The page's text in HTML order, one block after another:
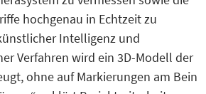
hochgenau in Echtzeit zu
Intelligenz und
Verfahren wird ein 3D-Modell der
ohne auf Markierungen am Bein